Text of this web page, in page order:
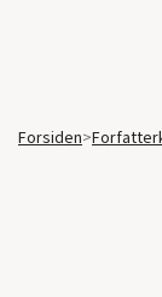
Forsiden>